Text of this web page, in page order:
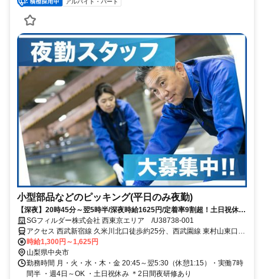
アルバイト・パート
小型部品などのピッキング(平日のみ夜勤)
【深夜】20時45分～翌5時半/深夜時給1625円/定着率9割超！土日祝休×
空調完備の快適ピッキング
SGフィルダー株式会社 西東京エリア /U38738-001
アクセス 西武新宿線 久米川北口徒歩約25分、西武園線 東村山東口徒
歩約29分、西武新宿線 東村山東口徒歩約29分 東花輪駅から車で7分
時給1,300円～1,625円
山梨県中央市
勤務時間 月・火・水・木・金 20:45～翌5:30（休憩1:15）・実働7時
間半 ・週4日～OK ・土日祝休み ＊2日間夜研修あり